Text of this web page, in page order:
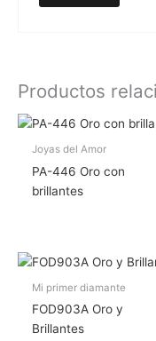
Productos
Joyas del Amor
PA-446 Oro con
brillantes
Mi primer diamante
FOD903A Oro y
Brillantes